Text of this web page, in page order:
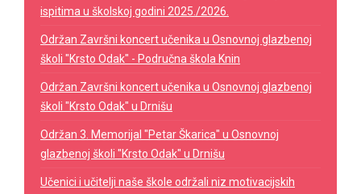
ispitima u školskoj godini 2025./2026.
Održan Završni koncert učenika u Osnovnoj glazbenoj
školi "Krsto Odak" - Područna škola Knin
Održan Završni koncert učenika u Osnovnoj glazbenoj
školi "Krsto Odak" u Drnišu
Održan 3. Memorijal "Petar Škarica" u Osnovnoj
glazbenoj školi "Krsto Odak" u Drnišu
Učenici i učitelji naše škole održali niz motivacijskih